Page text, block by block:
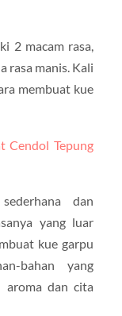
2 macam rasa,
rasa manis. Kali
membuat kue
Cendol Tepung
dan
yang luar
kue garpu
bahan yang
aroma dan cita